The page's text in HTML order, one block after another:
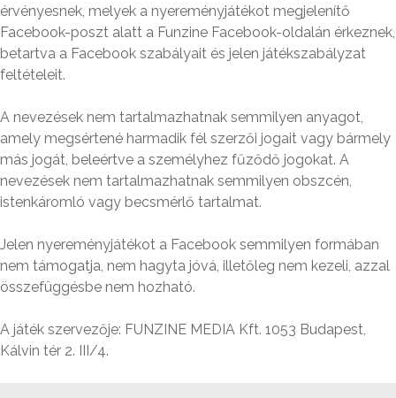
érvényesnek, melyek a nyereményjátékot megjelenítő
Facebook-poszt alatt a Funzine Facebook-oldalán érkeznek,
betartva a Facebook szabályait és jelen játékszabályzat
feltételeit.
A nevezések nem tartalmazhatnak semmilyen anyagot,
amely megsértené harmadik fél szerzői jogait vagy bármely
más jogát, beleértve a személyhez fűződő jogokat. A
nevezések nem tartalmazhatnak semmilyen obszcén,
istenkáromló vagy becsmérlő tartalmat.
Jelen nyereményjátékot a Facebook semmilyen formában
nem támogatja, nem hagyta jóvá, illetőleg nem kezeli, azzal
összefüggésbe nem hozható.
A játék szervezője: FUNZINE MEDIA Kft. 1053 Budapest,
Kálvin tér 2. III/4.